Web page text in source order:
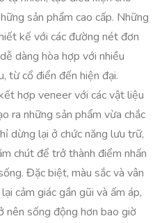
sản phẩm cao cấp. Những
kế với các đường nét đơn
dàng hòa hợp với nhiều
từ cổ điển đến hiện đại.
hợp veneer với các vật liệu
ra những sản phẩm vừa chắc
dừng lại ở chức năng lưu trữ,
chút để trở thành điểm nhấn
Đặc biệt, màu sắc và vân
cảm giác gần gũi và ấm áp,
nên sống động hơn bao giờ